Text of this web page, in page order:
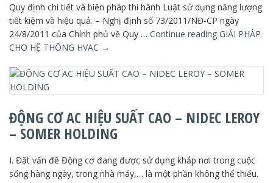
Quy định chi tiết và biện pháp thi hành Luật sử dụng năng lượng
tiết kiệm và hiệu quả. – Nghị định số 73/2011/NĐ-CP ngày
24/8/2011 của Chính phủ về Quy … Continue reading GIẢI PHÁP
CHO HỆ THỐNG HVAC →
ĐỘNG CƠ AC HIỆU SUẤT CAO – NIDEC LEROY
– SOMER HOLDING
I. Đặt vấn đề Động cơ đang được sử dụng khắp nơi trong cuộc
sống hàng ngày, trong nhà máy,… là một phần không thể thiếu.